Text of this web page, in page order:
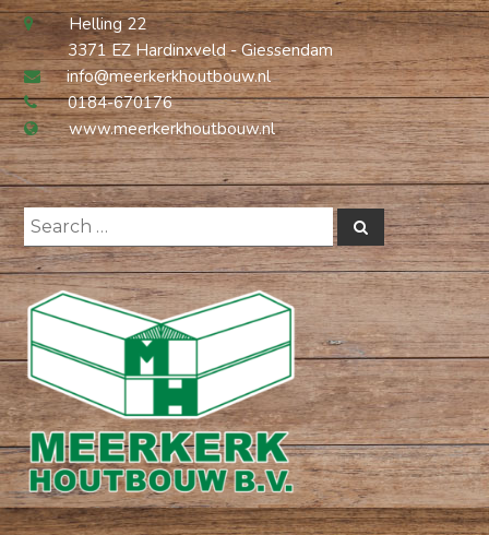
Helling 22
3371 EZ Hardinxveld - Giessendam
info@meerkerkhoutbouw.nl
0184-670176
www.meerkerkhoutbouw.nl
Search
for:
Search